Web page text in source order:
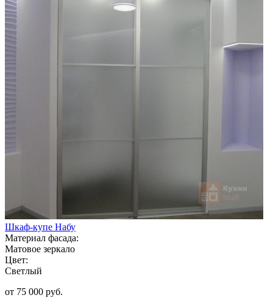
Шкаф-купе Набу
Материал фасада:
Матовое зеркало
Цвет:
Светлый
от 75 000 руб.